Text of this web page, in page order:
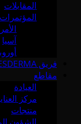
المقابلات
المؤتمرات
آسيا
فريق SESDERMA
مقاطع
العيادة
مركز
منتجات